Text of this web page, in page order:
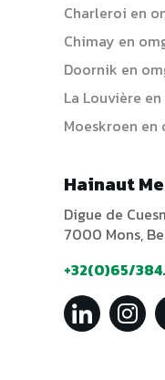
Charleroi en
Chimay en
Doornik en
La Louvière
Moeskroen en
Hainaut
Digue de
7000 Mons,
+32(0)65/